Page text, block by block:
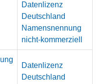
Datenlizenz
Deutschland
Namensnennung
nicht-kommerziell
Datenlizenz
Deutschland